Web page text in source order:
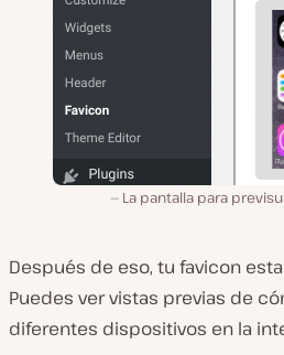
La pantalla para
Después de eso, tu favicon
Puedes ver vistas previas de
diferentes dispositivos en la